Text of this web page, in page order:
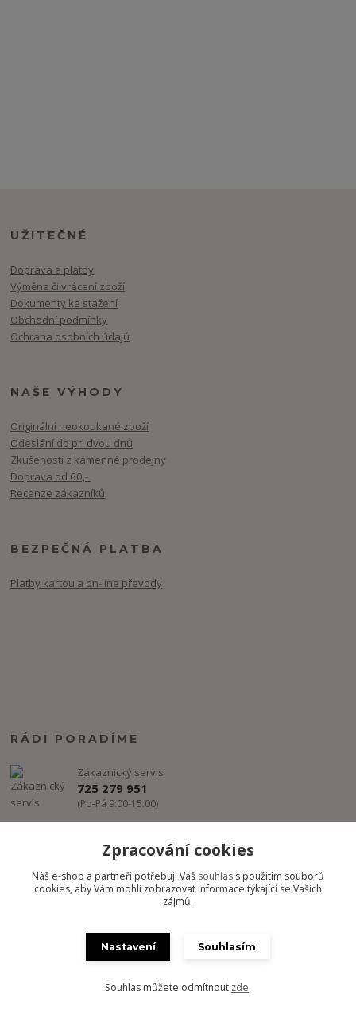
UŽITEČNÉ
Doprava a platby
Výměna či vrácení zboží
Dokumenty ke stažení
Obchodní podmínky
Ochrana osobních údajů
NAŠE VÝHODY
Originální neokoukané zboží
Odeslání do pr. dvou dnů
Zkušenosti z kamenné prodejny
Doprava od 60,-
Recenze zákazníků
BEZPEČNÁ PLATBA
Platby kartou a on-line převody
RÁDI PORADÍME
Zákaznický servis
725 279 951
(Po-Pá 9:00-15.00)
Copyright @ FREESTYLE-DANCE.CZ 2012-2024 - Všechny práva
Vytvořeno na
Eshop-rychle.cz
Zpracování cookies
Náš e-shop a partneři potřebují Váš souhlas s použitím souborů
cookies, aby Vám mohli zobrazovat informace týkající se Vašich
zájmů.
Nastavení Souhlasím
Souhlas můžete odmítnout zde.